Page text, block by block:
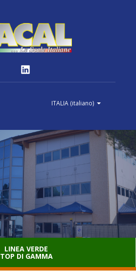
ITALIA (italiano)
LINEA VERDE
TOP DI GAMMA